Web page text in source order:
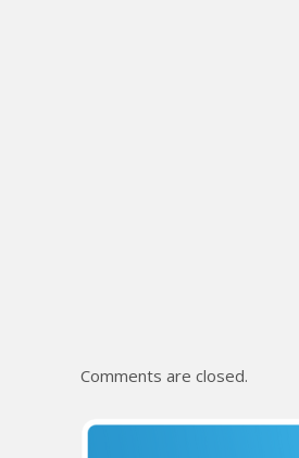
Comments are closed.